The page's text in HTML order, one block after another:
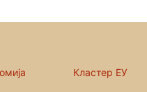
Кластер ЕУ